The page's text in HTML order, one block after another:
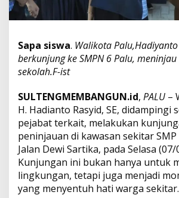
g
a
M
P
S
a
p
a
S
i
s
w
a
Sapa siswa. Walikota
berkunjung ke SMPN 6 Palu,
sekolah.F-ist
SULTENGMEMBANGUN.id, PALU –
H. Hadianto Rasyid, SE, didampingi
pejabat terkait, melakukan
peninjauan di kawasan sekitar
Jalan Dewi Sartika, pada Selasa (07/
Kunjungan ini bukan hanya untuk
lingkungan, tetapi juga menjadi
yang menyentuh hati warga sekitar.